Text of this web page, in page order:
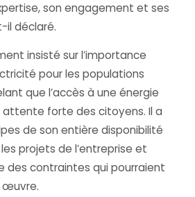
son engagement et ses
il déclaré.
insisté sur l’importance
pour les populations
que l’accès à une énergie
forte des citoyens. Il a
de son entière disponibilité
projets de l’entreprise et
des contraintes qui pourraient
œuvre.